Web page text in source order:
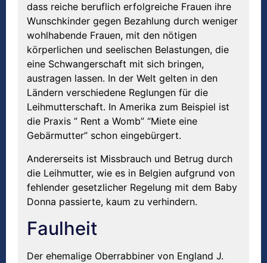
dass reiche beruflich erfolgreiche Frauen ihre
Wunschkinder gegen Bezahlung durch weniger
wohlhabende Frauen, mit den nötigen
körperlichen und seelischen Belastungen, die
eine Schwangerschaft mit sich bringen,
austragen lassen. In der Welt gelten in den
Ländern verschiedene Reglungen für die
Leihmutterschaft. In Amerika zum Beispiel ist
die Praxis ” Rent a Womb” “Miete eine
Gebärmutter” schon eingebürgert.
Andererseits ist Missbrauch und Betrug durch
die Leihmutter, wie es in Belgien aufgrund von
fehlender gesetzlicher Regelung mit dem Baby
Donna passierte, kaum zu verhindern.
Faulheit
Der ehemalige Oberrabbiner von England J.